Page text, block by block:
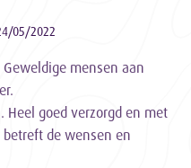
05/2022
mensen aan
goed verzorgd en met
de wensen en